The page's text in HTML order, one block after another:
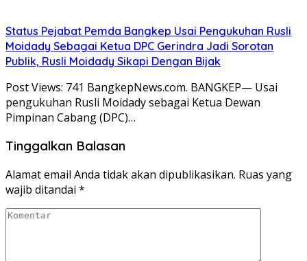
Status Pejabat Pemda Bangkep Usai Pengukuhan Rusli
Moidady Sebagai Ketua DPC Gerindra Jadi Sorotan
Publik, Rusli Moidady Sikapi Dengan Bijak
Post Views: 741 BangkepNews.com. BANGKEP— Usai
pengukuhan Rusli Moidady sebagai Ketua Dewan
Pimpinan Cabang (DPC)…
Tinggalkan Balasan
Alamat email Anda tidak akan dipublikasikan. Ruas yang
wajib ditandai *